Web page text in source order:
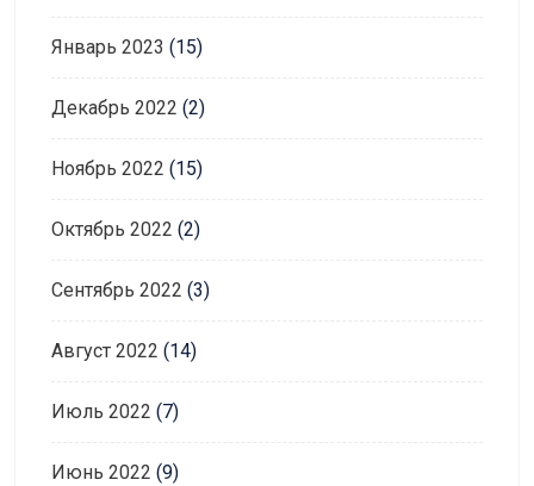
Январь 2023 (15)
Декабрь 2022 (2)
Ноябрь 2022 (15)
Октябрь 2022 (2)
Сентябрь 2022 (3)
Август 2022 (14)
Июль 2022 (7)
Июнь 2022 (9)